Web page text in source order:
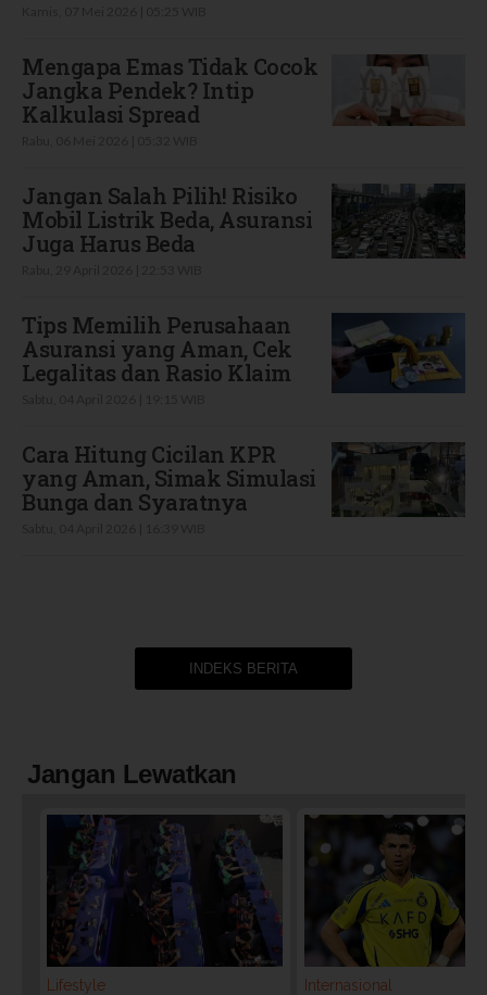
Mengapa Emas Tidak Cocok
Jangka Pendek? Intip
Kalkulasi Spread
Jangan Salah Pilih! Risiko
Mobil Listrik Beda, Asuransi
Juga Harus Beda
Tips Memilih Perusahaan
Asuransi yang Aman, Cek
Legalitas dan Rasio Klaim
Cara Hitung Cicilan KPR
yang Aman, Simak Simulasi
Bunga dan Syaratnya
INDEKS BERITA
Jangan Lewatkan
Lifestyle Internasional